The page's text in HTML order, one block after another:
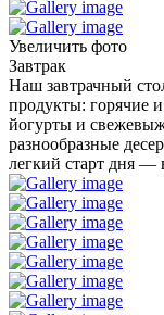
Увеличить фото
Завтрак
Наш завтрачный
продукты: горячие
йогурты и
разнообразные
легкий старт дня —